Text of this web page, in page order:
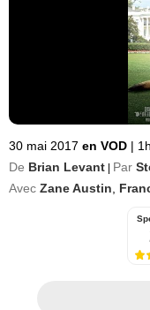
30 mai 2017 en VOD |
De Brian Levant Par
Avec Zane Austin